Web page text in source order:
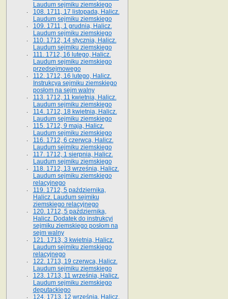
Laudum sejmiku ziemskiego
108. 1711, 17 listopada, Halicz.
Laudum sejmiku ziemskiego
109. 1711, 1 grudnia, Halicz.
Laudum sejmiku ziemskiego
110. 1712, 14 stycznia, Halicz.
Laudum sejmiku ziemskiego
111. 1712, 16 lutego, Halicz.
Laudum sejmiku ziemskiego
przedsejmowego
112. 1712, 16 lutego, Halicz.
Instrukcya sejmiku ziemskiego
posłom na sejm walny
113. 1712, 11 kwietnia, Halicz.
Laudum sejmiku ziemskiego
114. 1712, 18 kwietnia, Halicz.
Laudum sejmiku ziemskiego
115. 1712, 9 maja, Halicz.
Laudum sejmiku ziemskiego
116. 1712, 6 czerwca, Halicz.
Laudum sejmiku ziemskiego
117. 1712, 1 sierpnia, Halicz.
Laudum sejmiku ziemskiego
118. 1712, 13 września, Halicz.
Laudum sejmiku ziemskiego
relacyjnego
119. 1712, 5 października,
Halicz. Laudum sejmiku
ziemskiego relacyjnego
120. 1712, 5 października,
Halicz. Dodatek do instrukcyi
sejmiku ziemskiego posłom na
sejm walny
121. 1713, 3 kwietnia, Halicz.
Laudum sejmiku ziemskiego
relacyjnego
122. 1713, 19 czerwca, Halicz.
Laudum sejmiku ziemskiego
123. 1713, 11 września, Halicz.
Laudum sejmiku ziemskiego
deputackiego
124. 1713, 12 września, Halicz.